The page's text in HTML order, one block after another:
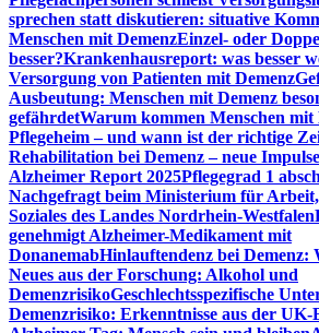
sprechen statt diskutieren: situative
Menschen mit DemenzEinzel- oder
besser?Krankenhausreport: was besser
Versorgung von Patienten mit Demenz
Ausbeutung: Menschen mit Demenz
gefährdetWarum kommen Menschen mit
Pflegeheim – und wann ist der richtige
Rehabilitation bei Demenz – neue
Alzheimer Report 2025Pflegegrad 1
Nachgefragt beim Ministerium für
Soziales des Landes Nordrhein-Westfalen
genehmigt Alzheimer-Medikament mit
DonanemabHinlauftendenz bei Demenz:
Neues aus der Forschung: Alkohol und
DemenzrisikoGeschlechtsspezifische
Demenzrisiko: Erkenntnisse aus der UK-